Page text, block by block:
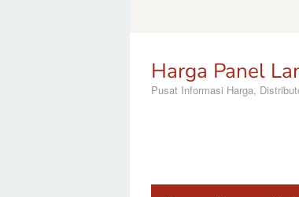
Harga Panel
Pusat Informasi Harga,